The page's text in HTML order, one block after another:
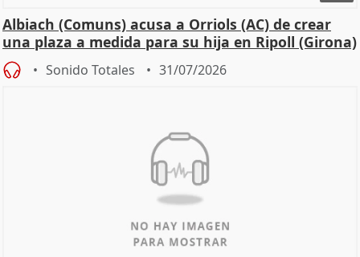
Albiach (Comuns) acusa a Orriols (AC) de crear
una plaza a medida para su hija en Ripoll (Girona)
Sonido Totales 31/07/2026